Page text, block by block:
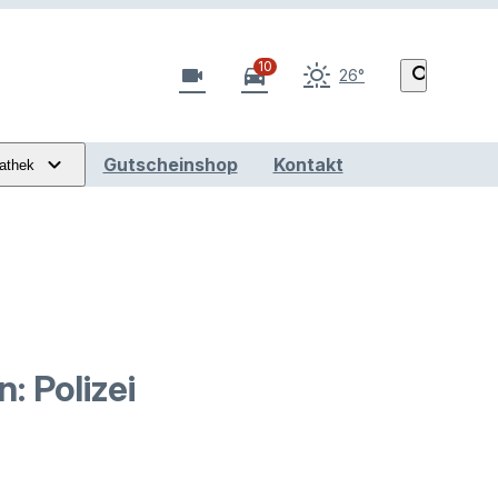
videocam directions_car
10 26° search
Gutscheinshop Kontakt
Polizei